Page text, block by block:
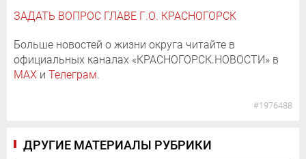
ЗАДАТЬ ВОПРОС ГЛАВЕ Г.О. КРАСНОГОРСК
Больше новостей о жизни округа читайте в
официальных каналах «КРАСНОГОРСК.НОВОСТИ» в
MAX и Телеграм.
#1976488
ДРУГИЕ МАТЕРИАЛЫ РУБРИКИ